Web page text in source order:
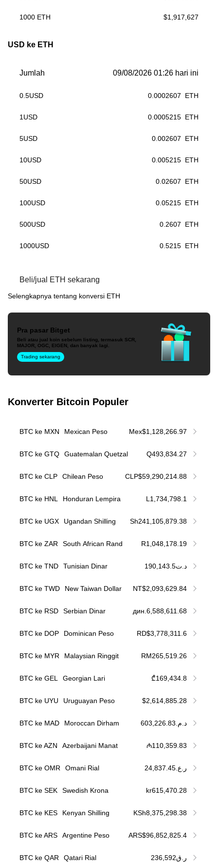
1000 ETH $1,917,627
USD ke ETH
Jumlah 09/08/2026 01:26 hari ini
0.5USD 0.0002607 ETH
1 USD 0.0005215 ETH
5USD 0.002607 ETH
10USD 0.005215 ETH
50USD 0.02607 ETH
100USD 0.05215 ETH
500USD 0.2607 ETH
1000USD 0.5215 ETH
Beli/jual ETH sekarang
Selengkapnya tentang konversi ETH
Pra pasar Bitget
Beli atau jual koin sebelum listing, termasuk SCR,
MAJOR, OGC, EIGEN, dan banyak lagi.
Trading sekarang
Konverter Bitcoin Populer
BTC ke MXN Mexican Peso Mex$1,128,266.97
BTC ke GTQ Guatemalan Quetzal Q493,834.27
BTC ke CLP Chilean Peso CLP$59,290,214.88
BTC ke HNL Honduran Lempira L1,734,798.1
BTC ke UGX Ugandan Shilling Sh241,105,879.38
BTC ke ZAR South African Rand R1,048,178.19
BTC ke TND Tunisian Dinar د.ت190,143.5
BTC ke TWD New Taiwan Dollar NT$2,093,629.84
BTC ke RSD Serbian Dinar дин.6,588,611.68
BTC ke DOP Dominican Peso RD$3,778,311.6
BTC ke MYR Malaysian Ringgit RM265,519.26
BTC ke GEL Georgian Lari ₾169,434.8
BTC ke UYU Uruguayan Peso $2,614,885.28
BTC ke MAD Moroccan Dirham د.م.603,226.83
BTC ke AZN Azerbaijani Manat ₼110,359.83
BTC ke OMR Omani Rial ر.ع.24,837.45
BTC ke SEK Swedish Krona kr615,470.28
BTC ke KES Kenyan Shilling KSh8,375,298.38
BTC ke ARS Argentine Peso ARS$96,852,825.4
BTC ke QAR Qatari Rial ر.ق236,592